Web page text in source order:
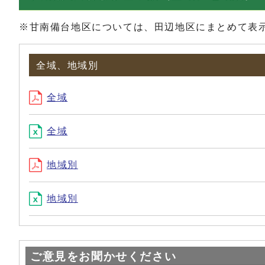
※甘南備台地区については、田辺地区にまとめて表
全域、地域別
全域
全域
地域別
地域別
ご意見をお聞かせください